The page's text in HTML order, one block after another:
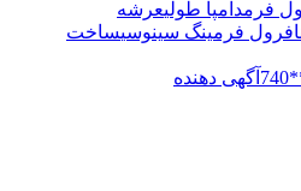
دامپا طولی عرشه
فرمینگ سینوسیساخت
آگهی دهنده